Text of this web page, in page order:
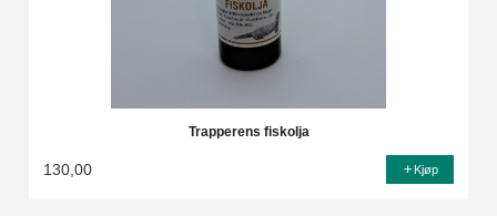
Trapperens fiskolja
130,00 Kjøp